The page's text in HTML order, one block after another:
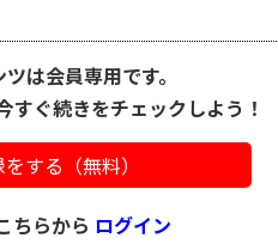
は会員専用です。
すぐ続きをチェックしよう！
する（無料）
ちらから ログイン